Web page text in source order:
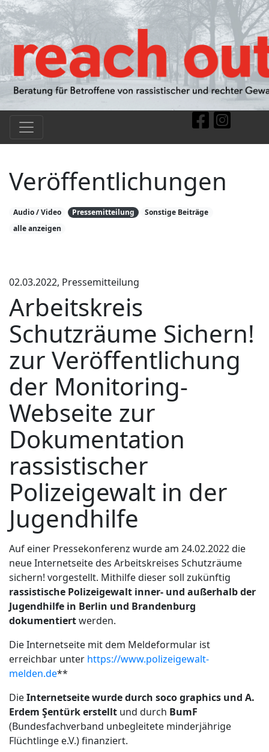
Veröffentlichungen
Audio / Video Pressemitteilung
Sonstige Beiträge
alle anzeigen
02.03.2022, Pressemitteilung
Arbeitskreis
Schutzräume Sichern!
zur Veröffentlichung
der Monitoring-
Webseite zur
Dokumentation
rassistischer
Polizeigewalt in der
Jugendhilfe
Auf einer Pressekonferenz wurde am 24.02.2022 die
neue Internetseite des Arbeitskreises Schutzräume
sichern! vorgestellt. Mithilfe dieser soll zukünftig
rassistische Polizeigewalt inner- und außerhalb der
Jugendhilfe in Berlin und Brandenburg
dokumentiertwerden.
Die Internetseite mit dem Meldeformular ist
erreichbar unter https://www.polizeigewalt-
melden.de**
DieInternetseite wurde durch soco graphics und A.
Erdem Şentürk erstellt und durch BumF
(Bundesfachverband unbegleitete minderjährige
Flüchtlinge e.V.) finanziert.